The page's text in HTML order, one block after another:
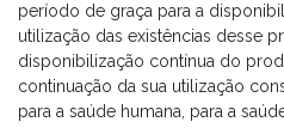
período de graça para a
utilização das existências desse
disponibilização contínua do
continuação da sua utilização
para a saúde humana, para a